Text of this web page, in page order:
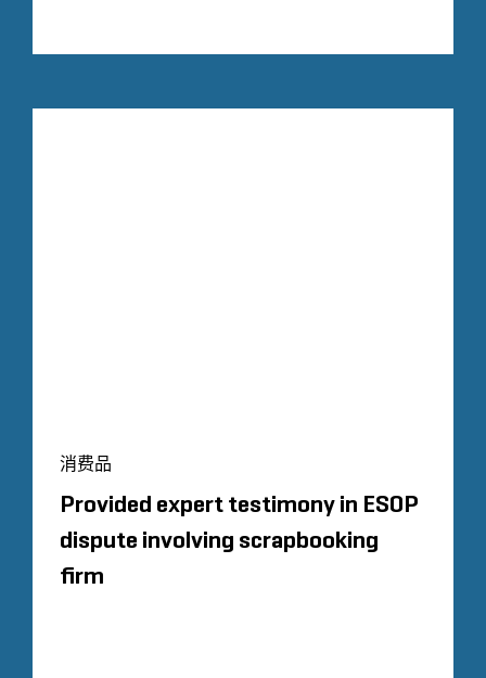
消费品
Provided expert testimony in ESOP
dispute involving scrapbooking
firm